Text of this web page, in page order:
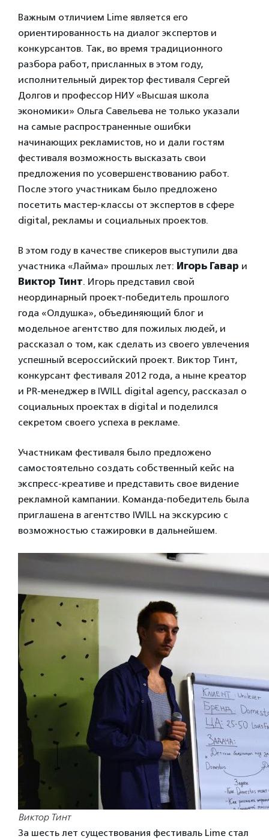
Важным отличием Lime является его
ориентированность на диалог экспертов и
конкурсантов. Так, во время традиционного
разбора работ, присланных в этом году,
исполнительный директор фестиваля Сергей
Долгов и профессор НИУ «Высшая школа
экономики» Ольга Савельева не только указали
на самые распространенные ошибки
начинающих рекламистов, но и дали гостям
фестиваля возможность высказать свои
предложения по усовершенствованию работ.
После этого участникам было предложено
посетить мастер-классы от экспертов в сфере
digital, рекламы и социальных проектов.
В этом году в качестве спикеров выступили два
участника «Лайма» прошлых лет: Игорь Гавар и
Виктор Тинт. Игорь представил свой
неординарный проект-победитель прошлого
года «Олдушка», объединяющий блог и
модельное агентство для пожилых людей, и
рассказал о том, как сделать из своего увлечения
успешный всероссийский проект. Виктор Тинт,
конкурсант фестиваля 2012 года, а ныне креатор
и PR-менеджер в IWILL digital agency, рассказал о
социальных проектах в digital и поделился
секретом своего успеха в рекламе.
Участникам фестиваля было предложено
самостоятельно создать собственный кейс на
экспресс-креативе и представить свое видение
рекламной кампании. Команда-победитель была
приглашена в агентство IWILL на экскурсию с
возможностью стажировки в дальнейшем.
Виктор Тинт
За шесть лет существования фестиваль Lime стал